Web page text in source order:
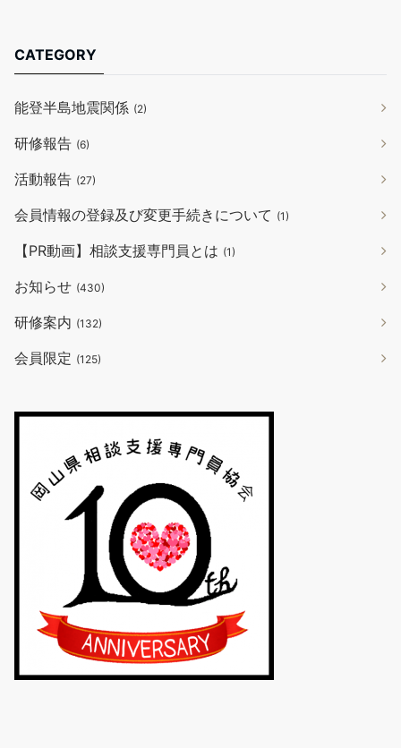
CATEGORY
能登半島地震関係 (2)
研修報告 (6)
活動報告 (27)
会員情報の登録及び変更手続きについて (1)
【PR動画】相談支援専門員とは (1)
お知らせ (430)
研修案内 (132)
会員限定 (125)